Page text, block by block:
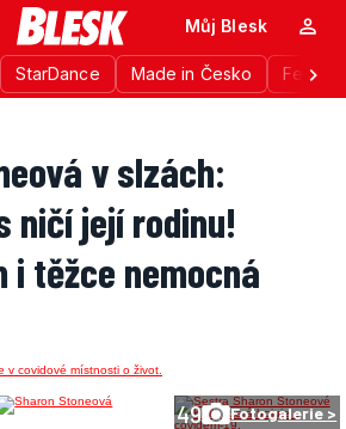
StarDance Made in Česko
Můj Blesk
v slzách:
ničí její rodinu!
i těžce nemocná
49 Fotogalerie >